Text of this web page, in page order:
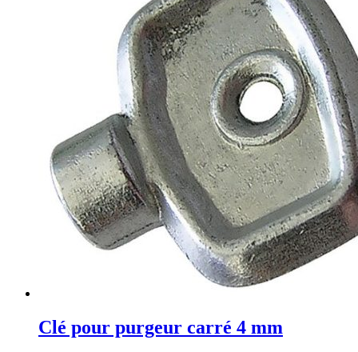
Clé pour purgeur carré 4 mm